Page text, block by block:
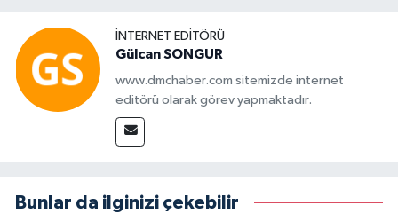
İNTERNET EDITÖRÜ
Gülcan SONGUR
www.dmchaber.com sitemizde internet
editörü olarak görev yapmaktadır.
Bunlar da ilginizi çekebilir